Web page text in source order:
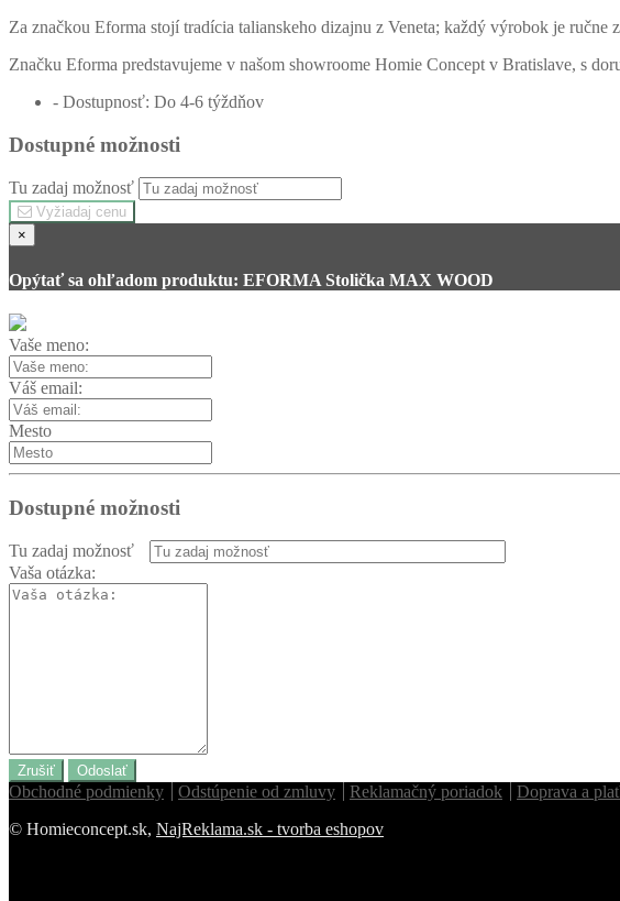
Za značkou Eforma stojí tradícia talianskeho dizajnu z Veneta; každý výrobok je
Značku Eforma predstavujeme v našom showroome Homie Concept v Bratislave, s
- Dostupnosť: Do 4-6 týždňov
Dostupné možnosti
Tu zadaj možnosť
Vyžiadaj cenu
×
Opýtať sa ohľadom produktu: EFORMA Stolička MAX WOOD
Vaše meno:
Váš email:
Mesto
Dostupné možnosti
Tu zadaj možnosť
Vaša otázka:
Zrušiť Odoslať
Obchodné podmienky Odstúpenie od zmluvy Reklamačný poriadok Doprava a
© Homieconcept.sk, NajReklama.sk - tvorba eshopov